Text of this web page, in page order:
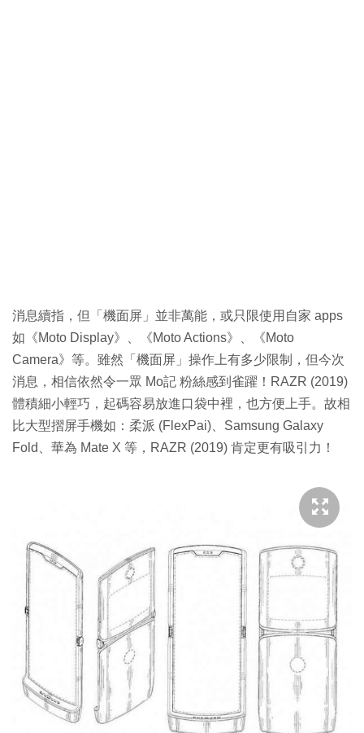
消息續指，但「機面屏」並非萬能，或只限使用自家 apps
如《Moto Display》、《Moto Actions》、《Moto
Camera》等。雖然「機面屏」操作上有多少限制，但今次
消息，相信依然令一眾 Mo記 粉絲感到雀躍！RAZR (2019)
體積細小輕巧，起碼容易放進口袋中裡，也方便上手。故相
比大型摺屏手機如：柔派 (FlexPai)、Samsung Galaxy
Fold、華為 Mate X 等，RAZR (2019) 肯定更有吸引力！